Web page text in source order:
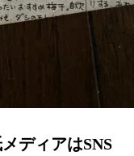
ディアはSNS